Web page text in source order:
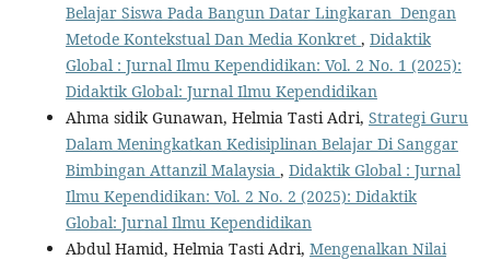
Belajar Siswa Pada Bangun Datar Lingkaran Dengan
Metode Kontekstual Dan Media Konkret , Didaktik
Global : Jurnal Ilmu Kependidikan: Vol. 2 No. 1 (2025):
Didaktik Global: Jurnal Ilmu Kependidikan
Ahma sidik Gunawan, Helmia Tasti Adri, Strategi Guru
Dalam Meningkatkan Kedisiplinan Belajar Di Sanggar
Bimbingan Attanzil Malaysia , Didaktik Global : Jurnal
Ilmu Kependidikan: Vol. 2 No. 2 (2025): Didaktik
Global: Jurnal Ilmu Kependidikan
Abdul Hamid, Helmia Tasti Adri, Mengenalkan Nilai